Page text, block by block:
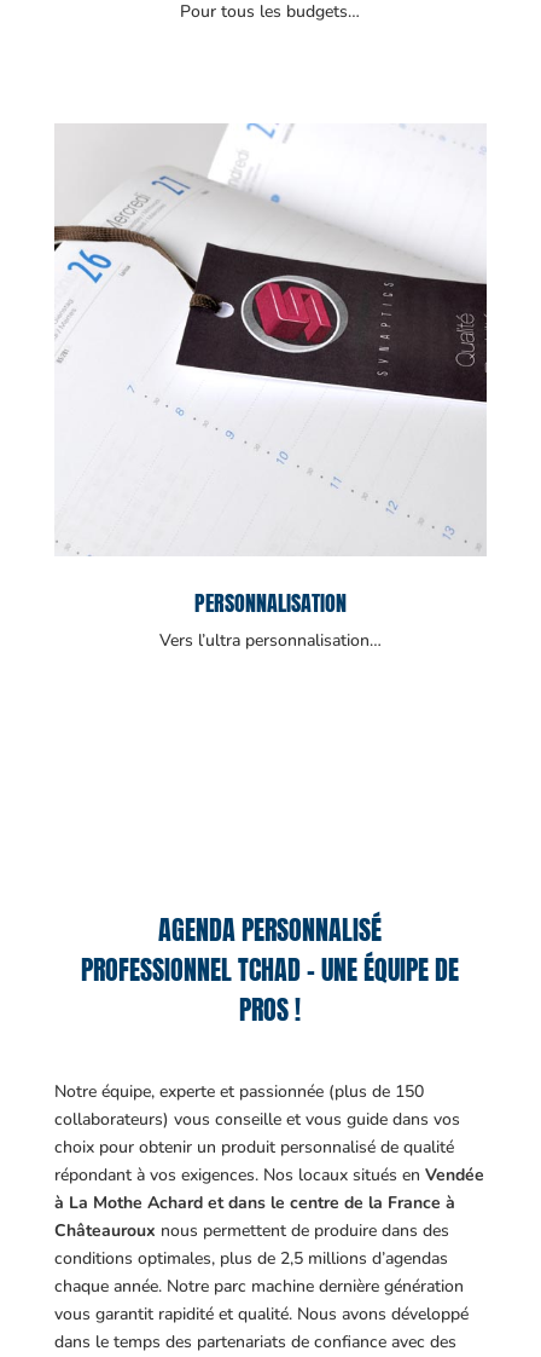
Pour tous les budgets…
PERSONNALISATION
Vers l’ultra personnalisation…
AGENDA PERSONNALISÉ
PROFESSIONNEL TCHAD – UNE ÉQUIPE DE
PROS !
Notre équipe, experte et passionnée (plus de 150
collaborateurs) vous conseille et vous guide dans vos
choix pour obtenir un produit personnalisé de qualité
répondant à vos exigences. Nos locaux situés en Vendée
à La Mothe Achard et dans le centre de la France à
Châteauroux nous permettent de produire dans des
conditions optimales, plus de 2,5 millions d’agendas
chaque année. Notre parc machine dernière génération
vous garantit rapidité et qualité. Nous avons développé
dans le temps des partenariats de confiance avec des